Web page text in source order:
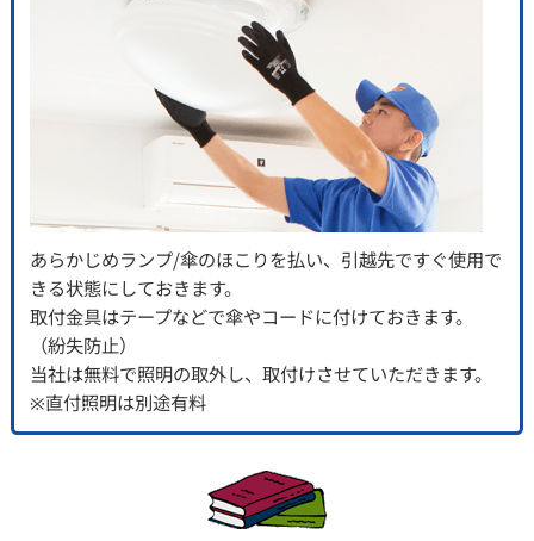
あらかじめランプ/傘のほこりを払い、引越先ですぐ使用で
きる状態にしておきます。
取付金具はテープなどで傘やコードに付けておきます。
（紛失防止）
当社は無料で照明の取外し、取付けさせていただきます。
※直付照明は別途有料